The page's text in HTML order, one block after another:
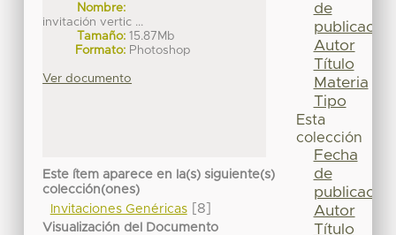
Nombre:
invitación vertic ...
Tamaño: 15.87Mb
Formato: Photoshop
Ver documento
Este ítem aparece en la(s) siguiente(s)
colección(ones)
Invitaciones Genéricas[8]
Visualización del Documento
de
publicación
Autor
Título
Materia
Tipo
Esta
colección
Fecha
de
publicación
Autor
Título